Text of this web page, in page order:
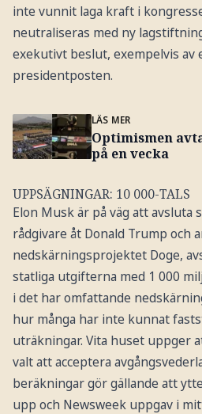
inte vunnit laga kraft i
neutraliseras med ny
exekutivt beslut, exempelvis av
presidentposten.
LÄS MER
Optimismen
på en vecka
UPPSÄGNINGAR: 10 000-TALS
Elon Musk är på väg att avsluta
rådgivare åt Donald Trump och
nedskärningsprojektet Doge,
statliga utgifterna med 1 000
i det har omfattande
hur många har inte kunnat
uträkningar. Vita huset uppger
valt att acceptera
beräkningar gör gällande att
upp och Newsweek uppgav i